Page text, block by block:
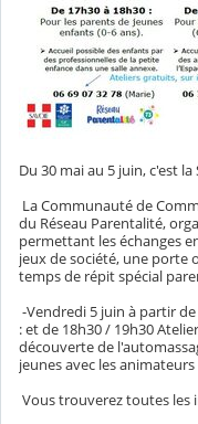
Du 30 mai au 5 juin, c'est
La Communauté de
du Réseau Parentalité,
permettant les échanges
jeux de société, une porte
temps de répit spécial
-Vendredi 5 juin à partir
: et de 18h30 / 19h30
découverte de
jeunes avec les
Vous trouverez toutes les